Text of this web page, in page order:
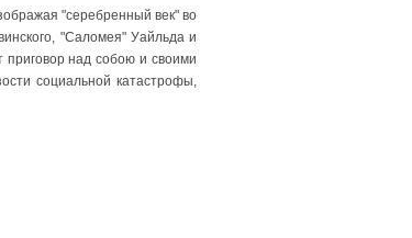
"серебренный век" во
"Саломея" Уайльда и
приговор над собою и своими
социальной катастрофы,